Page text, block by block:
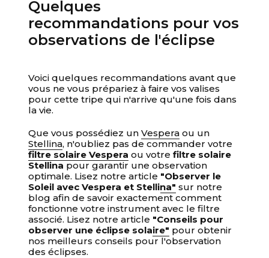
Quelques
recommandations pour vos
observations de l'éclipse
Voici quelques recommandations avant que
vous ne vous prépariez à faire vos valises
pour cette tripe qui n'arrive qu'une fois dans
la vie.
Que vous possédiez unVespera ou un
Stellina, n'oubliez pas de commander votre
filtre solaire Vespera ou votrefiltre solaire
Stellina pour garantir une observation
optimale. Lisez notre article "Observer le
Soleil avec Vespera et Stellina" sur notre
blog afin de savoir exactement comment
fonctionne votre instrument avec le filtre
associé. Lisez notre article "Conseils pour
observer une éclipse solaire" pour obtenir
nos meilleurs conseils pour l'observation
des éclipses.